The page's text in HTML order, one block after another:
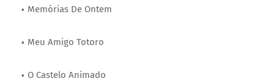
Memórias De Ontem
Meu Amigo Totoro
O Castelo Animado